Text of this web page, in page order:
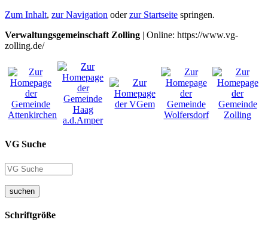
Zum Inhalt, zur Navigation oderzur Startseite springen.
Verwaltungsgemeinschaft Zolling | Online: https://www.vg-
zolling.de/
VG Suche
suchen
Schriftgröße